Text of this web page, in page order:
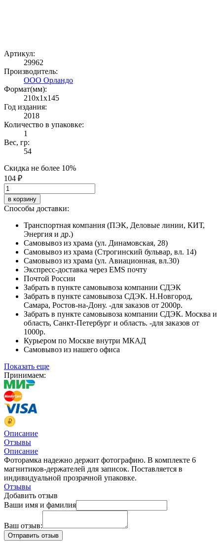
Артикул:
29962
Производитель:
ООО Орландо
Формат(мм):
210x1x145
Год издания:
2018
Количество в упаковке:
1
Вес, гр:
54
Скидка не более 10%
104 ₽
в корзину
Способы доставки:
Транспортная компания (ПЭК, Деловые линии, КИТ,
Энергия и др.)
Самовывоз из храма (ул. Динамовская, 28)
Самовывоз из храма (Строгинский бульвар, вл. 14)
Самовывоз из храма (ул. Авиационная, вл.30)
Экспресс-доставка через EMS почту
Почтой России
Забрать в пункте самовывоза компании СДЭК
Забрать в пункте самовывоза СДЭК. Н.Новгород,
Самара, Ростов-на-Дону. -для заказов от 2000р.
Забрать в пункте самовывоза компании СДЭК. Москва и
область, Санкт-Петербург и область. -для заказов от
1000р.
Курьером по Москве внутри МКАД
Самовывоз из нашего офиса
Показать еще
Принимаем:
Описание
Отзывы
Описание
Фоторамка надежно держит фотографию. В комплекте 6
магнитиков-держателей для записок. Поставляется в
индивидуальной прозрачной упаковке.
Отзывы
Добавить отзыв
Ваши имя и фамилия
Ваш отзыв: